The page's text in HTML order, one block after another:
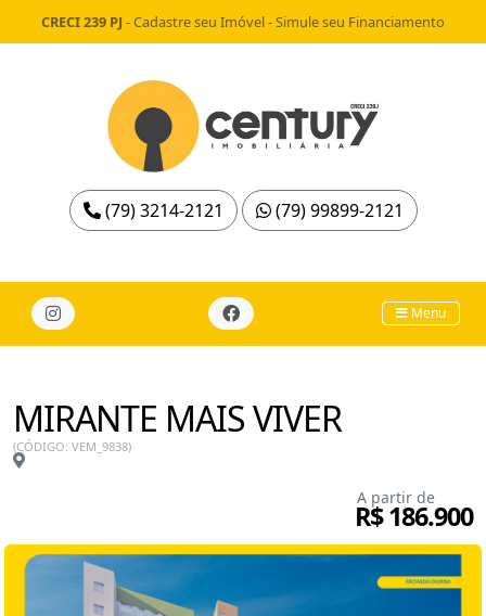
CRECI 239 PJ -Cadastre seu Imóvel-Simule seu Financiamento
(79) 3214-2121 (79) 99899-2121
Menu
MIRANTE MAIS VIVER
(CÓDIGO: VEM_9838)
A partir de
R$ 186.900